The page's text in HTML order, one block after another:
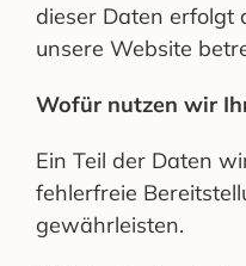
dieser Daten erfolgt
unsere Website
Wofür nutzen wir
Ein Teil der Daten
fehlerfreie
gewährleisten.